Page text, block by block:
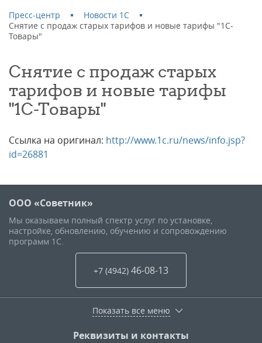
Пресс-центр
Новости 1С
Снятие с продаж старых тарифов и новые тарифы "1С-
Товары"
Снятие с продаж старых
тарифов и новые тарифы
"1С-Товары"
Ссылка на оригинал: http://www.1c.ru/news/info.jsp?
id=26881
ООО «Советник»
Мы оказываем полный спектр услуг по установке,
настройке, обновлению, обучению и сопровождению
программ 1С.
+7 (4942) 46-08-13
Показать все меню
Реквизиты и контакты